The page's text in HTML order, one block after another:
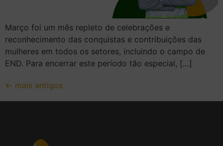
Março foi um mês repleto de celebrações e
reconhecimento das conquistas e contribuições das
mulheres em todos os setores, incluindo o campo de
END. Para encerrar este período tão especial, […]
← mais antigos